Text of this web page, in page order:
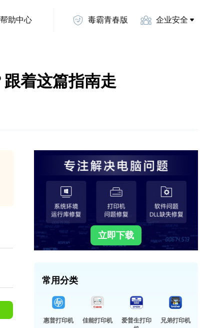
帮助中心 毒霸青春版 企业安全
着这篇指南走
立即下载
常用分类
惠普打印机 佳能打印机
爱普生打印
兄弟打印机